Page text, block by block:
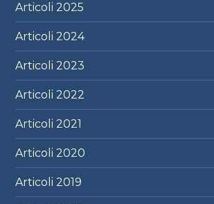
Articoli2025
Articoli2024
Articoli2023
Articoli2022
Articoli2021
Articoli2020
Articoli2019